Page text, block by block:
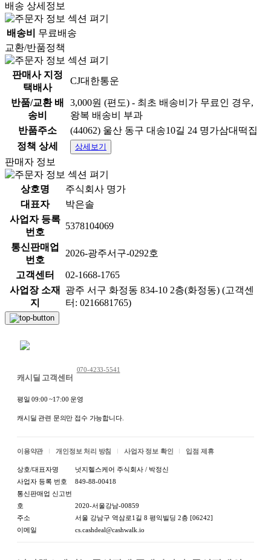
배송 상세정보
배송비
무료배송
교환/반품정책
판매사 지정
택배사
CJ대한통운
반품/교환 배
송비
3,000원 (편도) - 최초 배송비가 무료인 경우,
왕복 배송비 부과
반품주소
(44062) 울산 동구 대송10길 24 명가삼대떡집
정책 상세
상세보기
판매자 정보
상호명
주식회사 명가
대표자
박은솔
사업자 등록
번호
5378104069
통신판매업
번호
2026-광주서구-0292호
고객센터
02-1668-1765
사업장 소재
지
광주 서구 화정동 834-10 2층(화정동) (고객센
터: 0216681765)
캐시딜 고객센터
070-4233-5541
평일 09:00 ~17:00 운영
캐시딜 관련 문의만 접수 가능합니다.
이용약관 개인정보 처리 방침 사업자 정보 확인 입점 제휴
상호/대표자명
넛지헬스케어 주식회사 / 박정신
사업자 등록 번호
849-88-00418
통신판매업 신고번
호
2020-서울강남-00859
주소
서울 강남구 역삼로1길 8 평익빌딩 2층 [06242]
이메일
cs.cashdeal@cashwalk.io